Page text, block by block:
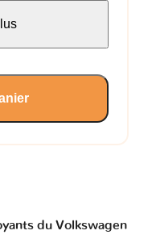
du Volkswagen